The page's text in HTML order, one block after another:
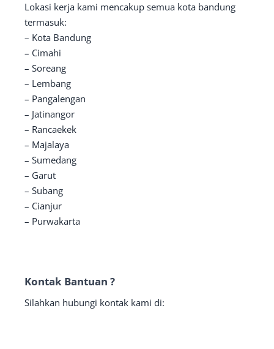
Lokasi kerja kami mencakup semua kota bandung
termasuk:
– Kota Bandung
– Cimahi
– Soreang
– Lembang
– Pangalengan
– Jatinangor
– Rancaekek
– Majalaya
– Sumedang
– Garut
– Subang
– Cianjur
– Purwakarta
Kontak Bantuan ?
Silahkan hubungi kontak kami di: